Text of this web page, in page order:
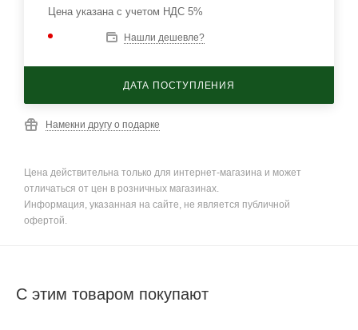
Цена указана с учетом НДС 5%
Нашли дешевле?
ДАТА ПОСТУПЛЕНИЯ
Намекни другу о подарке
Цена действительна только для интернет-магазина и может
отличаться от цен в розничных магазинах.
Информация, указанная на сайте, не является публичной
офертой.
С этим товаром покупают